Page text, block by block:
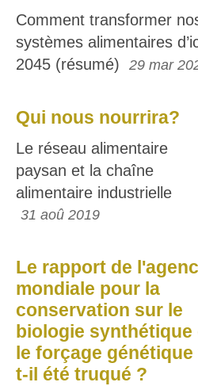
Comment transformer
systèmes alimentaires
2045 (résumé)
29 mar
Qui nous nourrira?
Le réseau alimentaire
paysan et la chaîne
alimentaire industrielle
31 aoû 2019
Le rapport de
mondiale pour la
conservation sur le
biologie synthétique
le forçage génétique
t-il été truqué ?